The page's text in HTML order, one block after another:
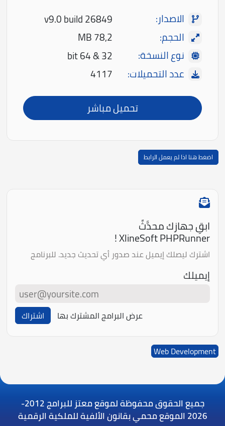
الاصدار:
v9.0 build 26849
الحجم:
78,2 MB
نوع النسخة:
32 & 64 bit
عدد التحميلات:
4117
تحميل مباشر
اضغط هنا اذا لم يعمل الرابط
ابقِ جهازك محدَّثً
XlineSoft PHPRunner !
اشترك ليصلك إيميل عند صدور أي تحديث جديد. للبرنامج
إيميلك
عرض البرامج المشترك بها اشتراك
Web Development
جميع الحقوق محفوظة لموقع معتز للبرامج 2012-
2026 الموقع محمي بقانون الألفية للملكية الرقمية